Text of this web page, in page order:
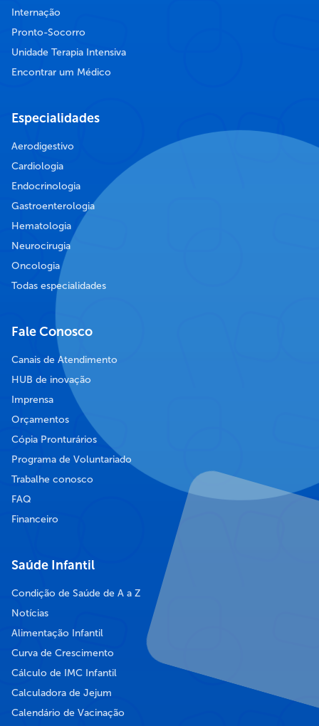
Internação
Pronto-Socorro
Unidade Terapia Intensiva
Encontrar um Médico
Especialidades
Aerodigestivo
Cardiologia
Endocrinologia
Gastroenterologia
Hematologia
Neurocirugia
Oncologia
Todas especialidades
Fale Conosco
Canais de Atendimento
HUB de inovação
Imprensa
Orçamentos
Cópia Pronturários
Programa de Voluntariado
Trabalhe conosco
FAQ
Financeiro
Saúde Infantil
Condição de Saúde de A a Z
Notícias
Alimentação Infantil
Curva de Crescimento
Cálculo de IMC Infantil
Calculadora de Jejum
Calendário de Vacinação